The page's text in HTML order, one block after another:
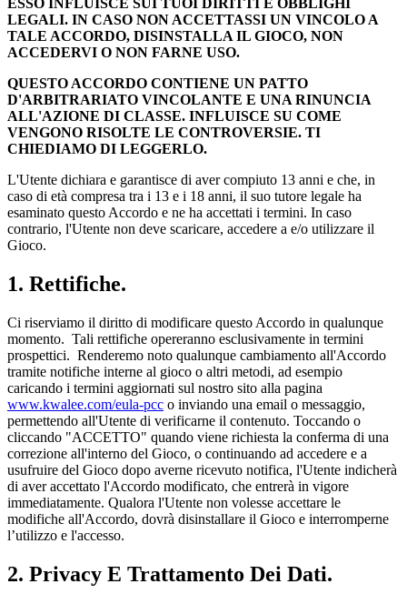
ESSO INFLUISCE SUI TUOI DIRITTI E OBBLIGHI
LEGALI. IN CASO NON ACCETTASSI UN VINCOLO A
TALE ACCORDO, DISINSTALLA IL GIOCO, NON
ACCEDERVI O NON FARNE USO.
QUESTO ACCORDO CONTIENE UN PATTO
D'ARBITRARIATO VINCOLANTE E UNA RINUNCIA
ALL'AZIONE DI CLASSE. INFLUISCE SU COME
VENGONO RISOLTE LE CONTROVERSIE. TI
CHIEDIAMO DI LEGGERLO.
L'Utente dichiara e garantisce di aver compiuto 13 anni e che, in
caso di età compresa tra i 13 e i 18 anni, il suo tutore legale ha
esaminato questo Accordo e ne ha accettati i termini. In caso
contrario, l'Utente non deve scaricare, accedere a e/o utilizzare il
Gioco.
1. Rettifiche.
Ci riserviamo il diritto di modificare questo Accordo in qualunque
momento. Tali rettifiche opereranno esclusivamente in termini
prospettici. Renderemo noto qualunque cambiamento all'Accordo
tramite notifiche interne al gioco o altri metodi, ad esempio
caricando i termini aggiornati sul nostro sito alla pagina
www.kwalee.com/eula-pcc o inviando una email o messaggio,
permettendo all'Utente di verificarne il contenuto. Toccando o
cliccando "ACCETTO" quando viene richiesta la conferma di una
correzione all'interno del Gioco, o continuando ad accedere e a
usufruire del Gioco dopo averne ricevuto notifica, l'Utente indicherà
di aver accettato l'Accordo modificato, che entrerà in vigore
immediatamente. Qualora l'Utente non volesse accettare le
modifiche all'Accordo, dovrà disinstallare il Gioco e interromperne
l’utilizzo e l'accesso.
2. Privacy E Trattamento Dei Dati.